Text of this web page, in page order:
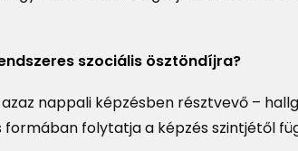
szociális ösztöndíjra?
azaz nappali képzésben résztvevő –
folytatja a képzés szintjétől